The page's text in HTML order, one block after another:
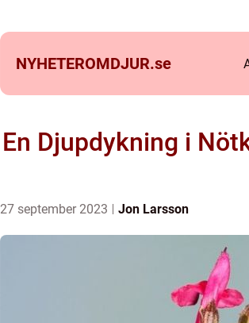
NYHETEROMDJUR.se
En Djupdykning i
27 september 2023 Jon Larsson